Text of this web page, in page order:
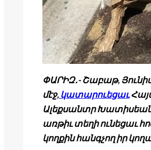
ՓԱՐԻԶ․- Շաբաթ,
մէջ, կատարուեցաւ
Ալեքսանտր
առթիւ տեղի ունեցաւ
կողքին հանգչող իր